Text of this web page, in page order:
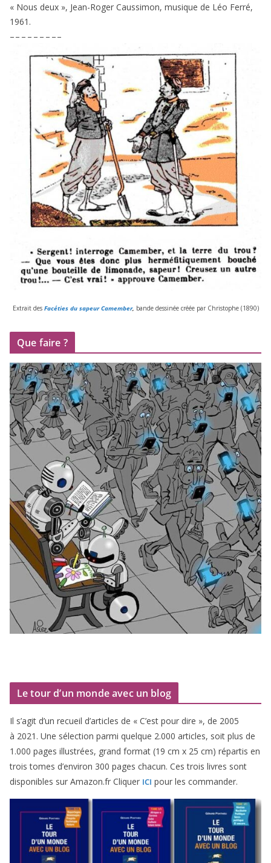
« Nous deux », Jean-Roger Caussimon, musique de Léo Ferré,
1961 .
– – – – – – – – –
Extrait desFacéties du sapeur Camember, bande des­si­née créée par Christophe (1890)
Que faire ?
Le tour d’un monde avec un blog
Il s’agit d’un recueil d’ar­ticles de « C’est pour dire », de 2005
à 2021 . Une sélec­tion par­mi quelque 2.000 articles, soit plus de
1 .000 pages illus­trées, grand for­mat (19 cm x 25 cm) répar­tis en
trois tomes d’environ 300 pages cha­cun. Ces trois livres sont
dis­po­nibles sur Amazon​.fr Cliquer ICI pour les commander.